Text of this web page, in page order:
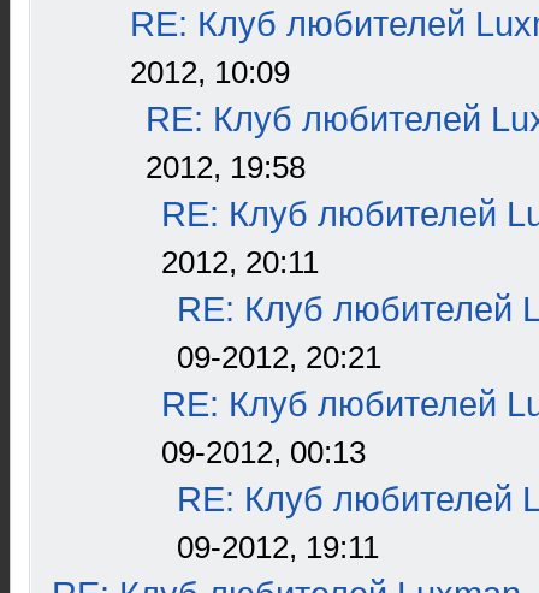
RE: Клуб любителей
2012, 10:09
RE: Клуб любителей
2012, 19:58
RE: Клуб любителей
2012, 20:11
RE: Клуб любителей
09-2012, 20:21
RE: Клуб любителей
09-2012, 00:13
RE: Клуб любителей
09-2012, 19:11